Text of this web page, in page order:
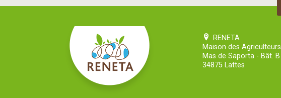
RENETA
Maison des Agriculteurs
Mas de Saporta - Bât. B
34875 Lattes